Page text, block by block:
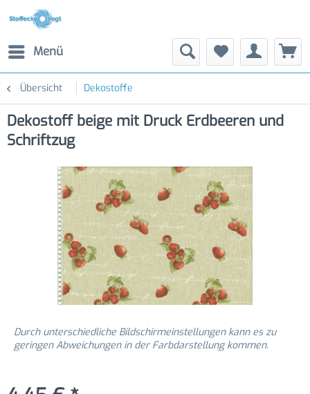
Menü
Übersicht Dekostoffe
Dekostoff beige mit Druck Erdbeeren und
Schriftzug
Durch unterschiedliche Bildschirmeinstellungen kann es zu
geringen Abweichungen in der Farbdarstellung kommen.